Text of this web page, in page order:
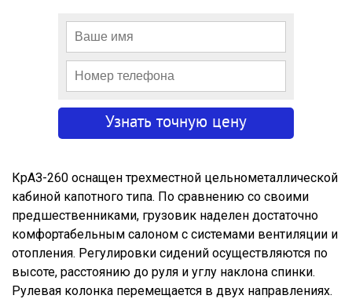
КрАЗ-260 оснащен трехместной цельнометаллической
кабиной капотного типа. По сравнению со своими
предшественниками, грузовик наделен достаточно
комфортабельным салоном с системами вентиляции и
отопления. Регулировки сидений осуществляются по
высоте, расстоянию до руля и углу наклона спинки.
Рулевая колонка перемещается в двух направлениях.